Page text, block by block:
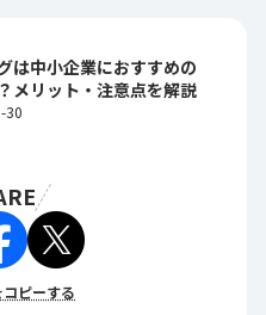
は中小企業におすすめの
メリット・注意点を解説
30
コピーする